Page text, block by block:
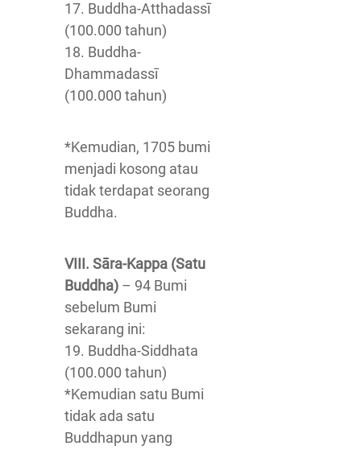
17. Buddha-Atthadassī
(100.000 tahun)
18. Buddha-
Dhammadassī
(100.000 tahun)
*Kemudian, 1705 bumi
menjadi kosong atau
tidak terdapat seorang
Buddha.
VIII. Sāra-Kappa (Satu
Buddha) – 94 Bumi
sebelum Bumi
sekarang ini:
19. Buddha-Siddhata
(100.000 tahun)
*Kemudian satu Bumi
tidak ada satu
Buddhapun yang